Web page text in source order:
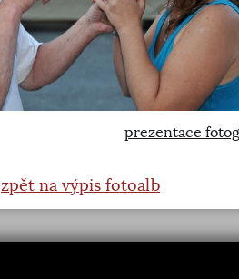
prezentace
zpět na výpis fotoalb